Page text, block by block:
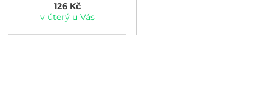
126 Kč
v úterý u Vás